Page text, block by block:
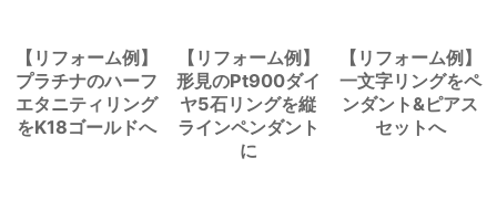
【リフォーム例】
プラチナのハーフ
エタニティリング
をK18ゴールドへ
【リフォーム例】
形見のPt900ダイ
ヤ5石リングを縦
ラインペンダント
に
【リフォーム例】
一文字リングをペ
ンダント&ピアス
セットへ